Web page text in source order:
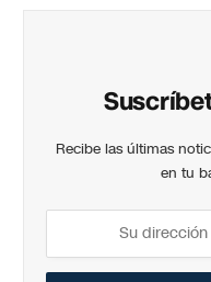
Recibe las últimas
en tu